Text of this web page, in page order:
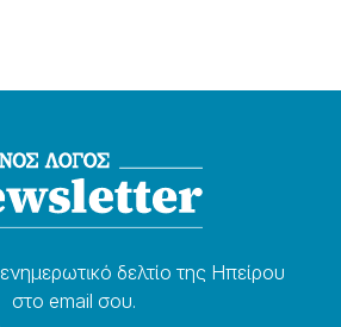
δελτίο της Ηπείρου
στο email σου.